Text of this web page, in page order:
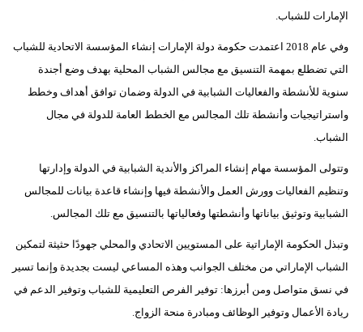
الإمارات للشباب.
وفي عام 2018 اعتمدت حكومة دولة الإمارات إنشاء المؤسسة الاتحادية للشباب
التي تضطلع بمهمة التنسيق مع مجالس الشباب المحلية بهدف وضع أجندة
سنوية للأنشطة والفعاليات الشبابية في الدولة وضمان توافق أهداف وخطط
واستراتيجيات وأنشطة تلك المجالس مع الخطط العامة للدولة في مجال
الشباب.
وتتولى المؤسسة مهام إنشاء المراكز والأندية الشبابية في الدولة وإدارتها
وتنظيم الفعاليات وورش العمل والأنشطة فيها وإنشاء قاعدة بيانات للمجالس
الشبابية وتوثيق بياناتها وأنشطتها وفعالياتها بالتنسيق مع تلك المجالس.
وتبذل الحكومة الإماراتية على المستويين الاتحادي والمحلي جهودًا حثيثة لتمكين
الشباب الإماراتي من مختلف الجوانب وهذه المساعي ليست بجديدة وإنما تسير
في نسق متواصل ومن أبرزها: توفير الفرص التعليمية للشباب وتوفير الدعم في
ريادة الأعمال وتوفير الوظائف ومبادرة منحة الزواج.